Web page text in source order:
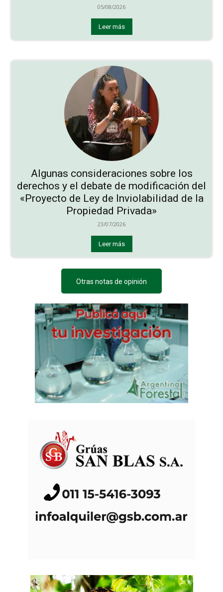
05/08/2026
Leer más
Algunas consideraciones sobre los
derechos y el debate de modificación del
«Proyecto de Ley de Inviolabilidad de la
Propiedad Privada»
23/07/2026
Leer más
Otras notas de opinión